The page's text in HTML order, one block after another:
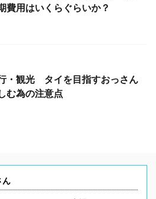
費用はいくらぐらいか？
・観光 タイを目指すおっさん
為の注意点
ん